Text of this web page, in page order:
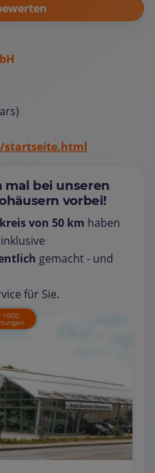
startseite.html
mal bei unseren
vorbei!
von 50 km haben
inklusive
gemacht - und
für Sie.
1000